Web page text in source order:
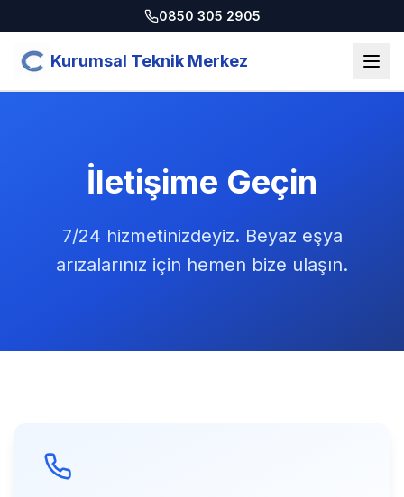
0850 305 2905
Kurumsal Teknik Merkez
İletişime Geçin
7/24 hizmetinizdeyiz. Beyaz eşya
arızalarınız için hemen bize ulaşın.